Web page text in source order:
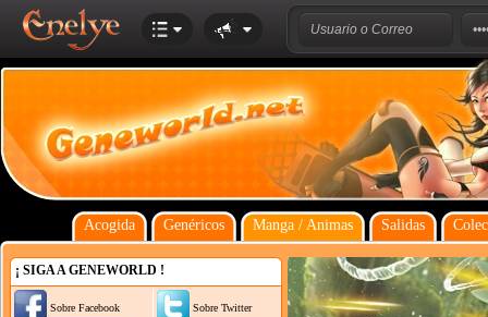
Acogida Genéricos Manga / Animas Salidas
¡ SIGA A GENEWORLD !
Sobre Facebook Sobre Twitter